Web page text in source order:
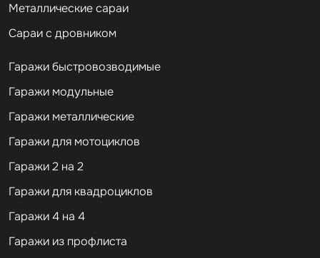
Металлические сараи
Сараи с дровником
Гаражи быстровозводимые
Гаражи модульные
Гаражи металлические
Гаражи для мотоциклов
Гаражи 2 на 2
Гаражи для квадроциклов
Гаражи 4 на 4
Гаражи из профлиста